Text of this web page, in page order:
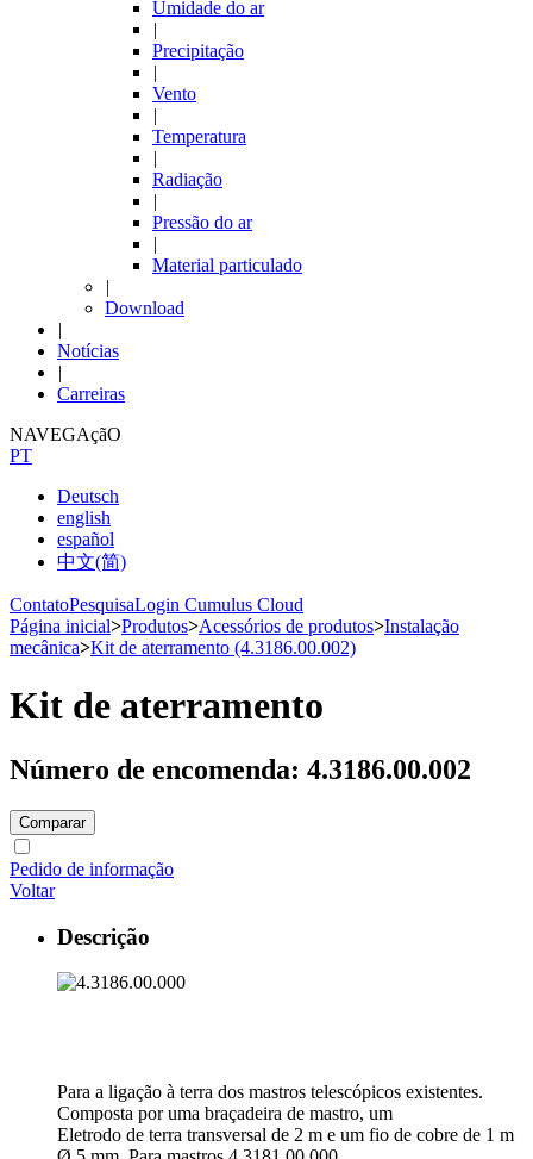
Umidade do ar
|
Precipitação
|
Vento
|
Temperatura
|
Radiação
|
Pressão do ar
|
Material particulado
|
Download
|
Notícias
|
Carreiras
NAVEGAçãO
PT
Deutsch
english
español
中文(简)
ContatoPesquisaLogin Cumulus Cloud
Página inicial>Produtos>Acessórios de produtos>Instalação
mecânica>Kit de aterramento (4.3186.00.002)
Kit de aterramento
Número de encomenda: 4.3186.00.002
Comparar
Pedido de informação
Voltar
Descrição
Para a ligação à terra dos mastros telescópicos existentes.
Composta por uma braçadeira de mastro, um
Eletrodo de terra transversal de 2 m e um fio de cobre de 1 m